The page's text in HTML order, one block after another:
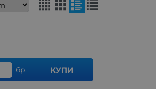
бр. КУПИ